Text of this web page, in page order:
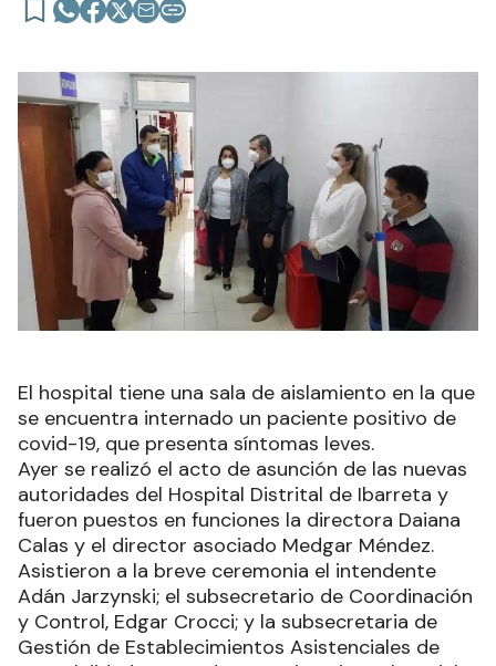
El hospital tiene una sala de aislamiento en la que
se encuentra internado un paciente positivo de
covid-19, que presenta síntomas leves.
Ayer se realizó el acto de asunción de las nuevas
autoridades del Hospital Distrital de Ibarreta y
fueron puestos en funciones la directora Daiana
Calas y el director asociado Medgar Méndez.
Asistieron a la breve ceremonia el intendente
Adán Jarzynski; el subsecretario de Coordinación
y Control, Edgar Crocci; y la subsecretaria de
Gestión de Establecimientos Asistenciales de